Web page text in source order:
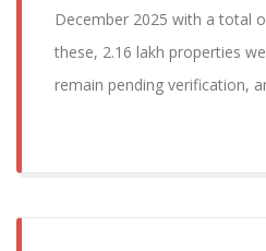
December 2025 with a total
these, 2.16 lakh properties
remain pending verification,